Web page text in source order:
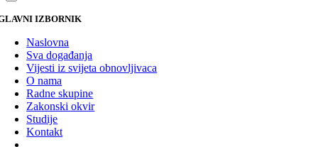
IZBORNIK
Naslovna
Sva događanja
Vijesti iz svijeta obnovljivaca
O nama
Radne skupine
Zakonski okvir
Studije
Kontakt